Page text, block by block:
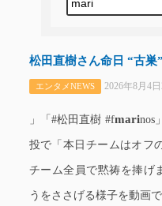
松田直樹さん命日 “古巣
エンタメNEWS 2026年8月4
」「#松田直樹 #fmarinos
投で「本日チームはオフ
チーム全員で黙祷を捧げ
うをささげる様子を動画